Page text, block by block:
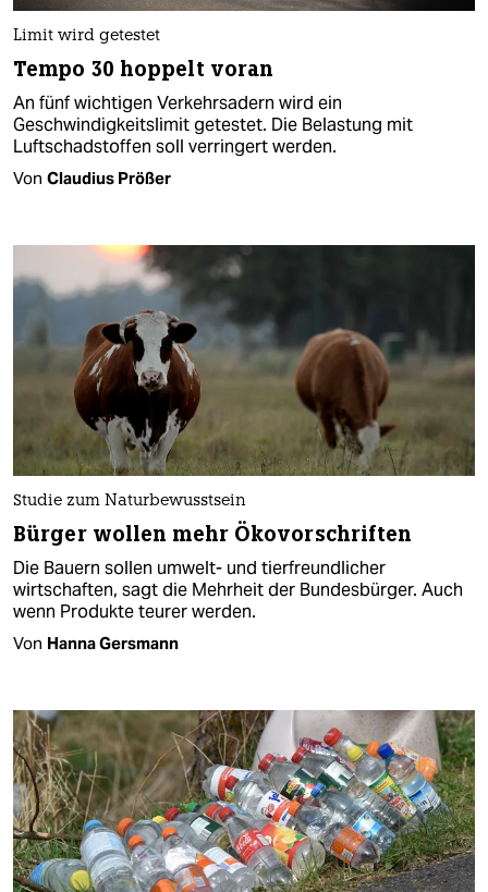
Limit wird getestet
Tempo 30 hoppelt voran
An fünf wichtigen Verkehrsadern wird ein
Geschwindigkeitslimit getestet. Die Belastung mit
Luftschadstoffen soll verringert werden.
Von Claudius Prößer
Studie zum Naturbewusstsein
Bürger wollen mehr Ökovorschriften
Die Bauern sollen umwelt- und tierfreundlicher
wirtschaften, sagt die Mehrheit der Bundesbürger. Auch
wenn Produkte teurer werden.
Von Hanna Gersmann